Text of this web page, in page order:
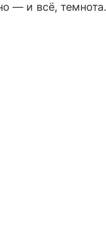
— и всё,